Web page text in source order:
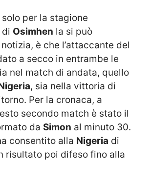
per la stagione
di Osimhen la si può
è che l’attaccante del
a secco in entrambe le
nel match di andata, quello
, sia nella vittoria di
Per la cronaca, a
secondo match è stato il
da Simon al minuto 30.
consentito alla Nigeria di
risultato poi difeso fino alla